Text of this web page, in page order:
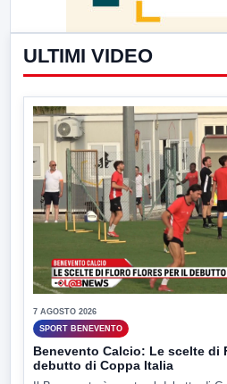
ULTIMI VIDEO
7 AGOSTO 2026
SPORT BENEVENTO
Benevento Calcio: Le scelte di
debutto di Coppa Italia